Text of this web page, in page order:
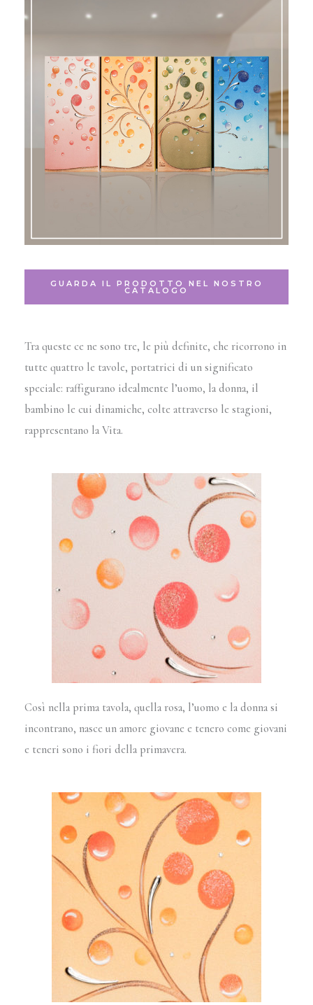
GUARDA IL PRODOTTO NEL NOSTRO
CATALOGO
Tra queste ce ne sono tre, le più definite, che ricorrono in
tutte quattro le tavole, portatrici di un significato
speciale: raffigurano idealmente l’uomo, la donna, il
bambino le cui dinamiche, colte attraverso le stagioni,
rappresentano la Vita.
Così nella prima tavola, quella rosa, l’uomo e la donna si
incontrano, nasce un amore giovane e tenero come giovani
e teneri sono i fiori della primavera.